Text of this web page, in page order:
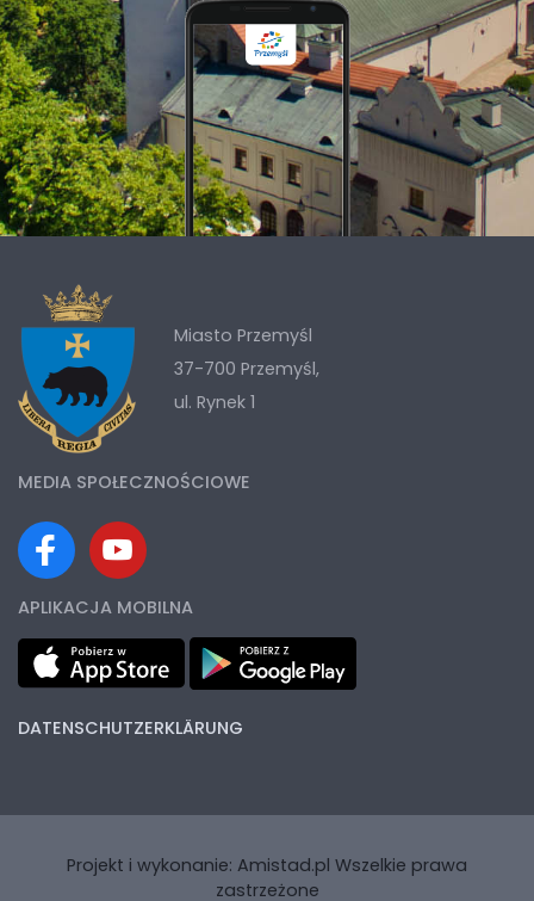
Miasto Przemyśl
37-700 Przemyśl,
ul. Rynek 1
MEDIA SPOŁECZNOŚCIOWE
APLIKACJA MOBILNA
DATENSCHUTZERKLÄRUNG
Projekt i wykonanie: Amistad.pl Wszelkie prawa
zastrzeżone